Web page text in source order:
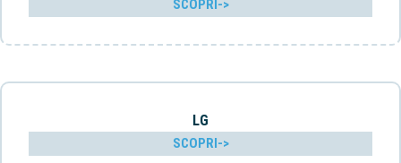
SCOPRI->
LG
SCOPRI->